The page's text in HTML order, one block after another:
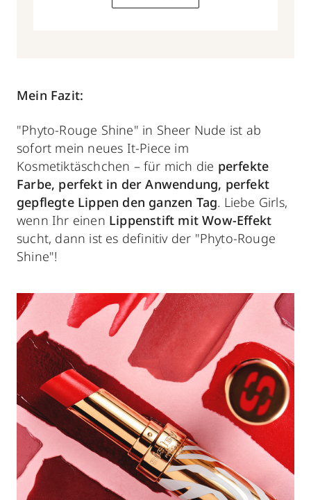
Mein Fazit:
"Phyto-Rouge Shine" in Sheer Nude ist ab
sofort mein neues It-Piece im
Kosmetiktäschchen – für mich die perfekte
Farbe, perfekt in der Anwendung, perfekt
gepflegte Lippen den ganzen Tag. Liebe Girls,
wenn Ihr einen Lippenstift mit Wow-Effekt
sucht, dann ist es definitiv der "Phyto-Rouge
Shine"!